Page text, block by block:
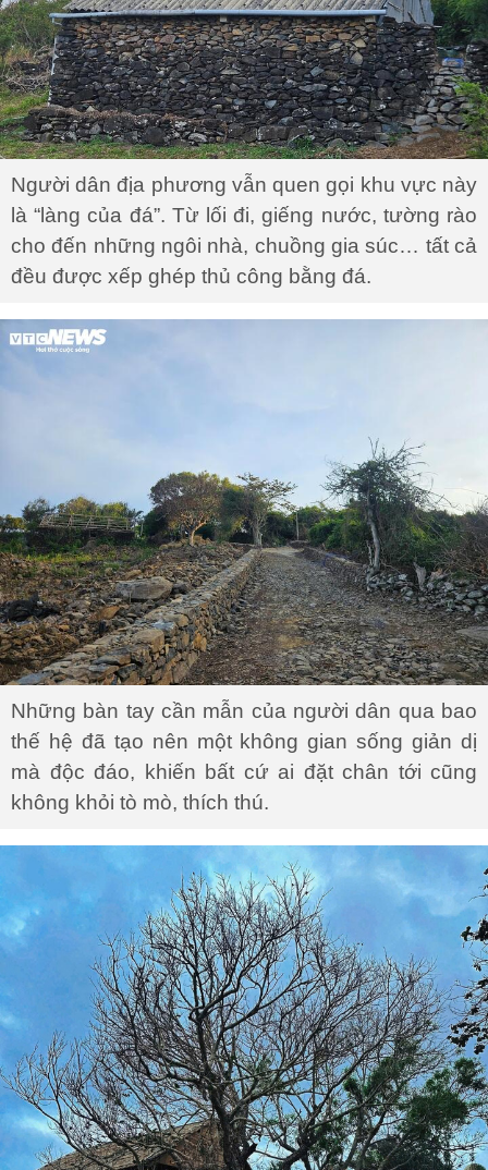
Người dân địa phương vẫn quen gọi khu vực này
là “làng của đá”. Từ lối đi, giếng nước, tường rào
cho đến những ngôi nhà, chuồng gia súc… tất cả
đều được xếp ghép thủ công bằng đá.
Những bàn tay cần mẫn của người dân qua bao
thế hệ đã tạo nên một không gian sống giản dị
mà độc đáo, khiến bất cứ ai đặt chân tới cũng
không khỏi tò mò, thích thú.